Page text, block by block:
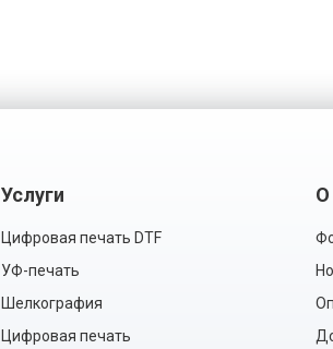
Услуги
Цифровая печать DTF
УФ-печать
Шелкография
Цифровая печать
О